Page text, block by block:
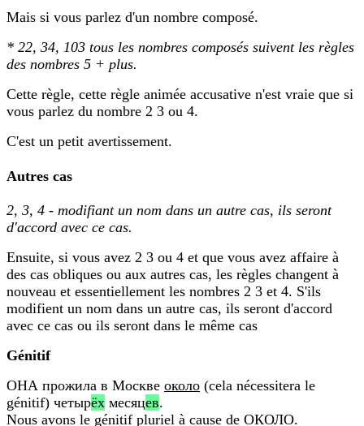
Mais si vous parlez d'un nombre composé.
* 22, 34, 103 tous les nombres composés suivent les règles
des nombres 5 + plus.
Cette règle, cette règle animée accusative n'est vraie que si
vous parlez du nombre 2 3 ou 4.
C'est un petit avertissement.
Autres cas
2, 3, 4 - modifiant un nom dans un autre cas, ils seront
d'accord avec ce cas.
Ensuite, si vous avez 2 3 ou 4 et que vous avez affaire à
des cas obliques ou aux autres cas, les règles changent à
nouveau et essentiellement les nombres 2 3 et 4. S'ils
modifient un nom dans un autre cas, ils seront d'accord
avec ce cas ou ils seront dans le même cas
Génitif
ОНА прожила в Москве около (cela nécessitera le
génitif) четырёх месяцев.
Nous avons le génitif pluriel à cause de ОКОЛО.